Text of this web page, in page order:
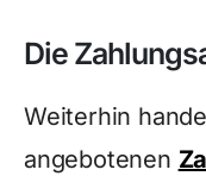
Die
Weiterhin
angebotenen